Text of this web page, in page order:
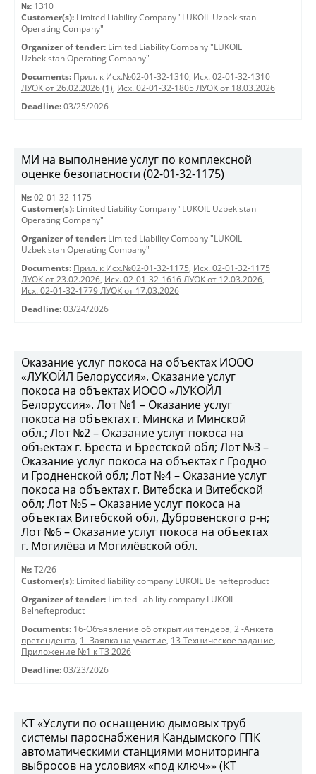
№: 1310
Customer(s): Limited Liability Company "LUKOIL Uzbekistan
Operating Company"
Organizer of tender: Limited Liability Company "LUKOIL
Uzbekistan Operating Company"
Documents: Прил. к Исх.№02-01-32-1310, Исх. 02-01-32-1310
ЛУОК от 26.02.2026 (1), Исх. 02-01-32-1805 ЛУОК от 18.03.2026
Deadline: 03/25/2026
МИ на выполнение услуг по комплексной
оценке безопасности (02-01-32-1175)
№: 02-01-32-1175
Customer(s): Limited Liability Company "LUKOIL Uzbekistan
Operating Company"
Organizer of tender: Limited Liability Company "LUKOIL
Uzbekistan Operating Company"
Documents: Прил. к Исх.№02-01-32-1175, Исх. 02-01-32-1175
ЛУОК от 23.02.2026, Исх. 02-01-32-1616 ЛУОК от 12.03.2026,
Исх. 02-01-32-1779 ЛУОК от 17.03.2026
Deadline: 03/24/2026
Оказание услуг покоса на объектах ИООО
«ЛУКОЙЛ Белоруссия». Оказание услуг
покоса на объектах ИООО «ЛУКОЙЛ
Белоруссия». Лот №1 – Оказание услуг
покоса на объектах г. Минска и Минской
обл.; Лот №2 – Оказание услуг покоса на
объектах г. Бреста и Брестской обл; Лот №3 –
Оказание услуг покоса на объектах г Гродно
и Гродненской обл; Лот №4 – Оказание услуг
покоса на объектах г. Витебска и Витебской
обл; Лот №5 – Оказание услуг покоса на
объектах Витебской обл, Дубровенского р-н;
Лот №6 – Оказание услуг покоса на объектах
г. Могилёва и Могилёвской обл.
№: T2/26
Customer(s): Limited liability company LUKOIL Belnefteproduct
Organizer of tender: Limited liability company LUKOIL
Belnefteproduct
Documents: 16-Объявление об открытии тендера, 2 -Анкета
претендента, 1 -Заявка на участие, 13-Техническое задание,
Приложение №1 к ТЗ 2026
Deadline: 03/23/2026
KT «Услуги по оснащению дымовых труб
системы пароснабжения Кандымского ГПК
автоматическими станциями мониторинга
выбросов на условиях «под ключ»» (КТ